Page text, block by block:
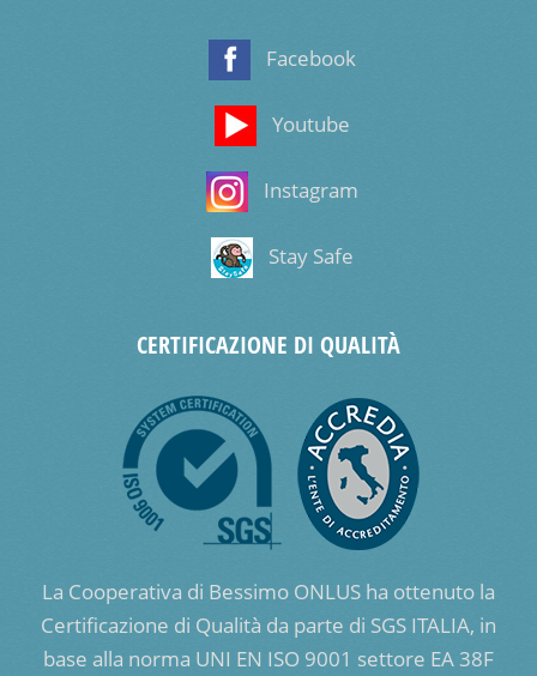
Facebook
Youtube
Instagram
Stay Safe
CERTIFICAZIONE DI QUALITÀ
La Cooperativa di Bessimo ONLUS ha ottenuto la
Certificazione di Qualità da parte di SGS ITALIA, in
base alla norma UNI EN ISO 9001 settore EA 38F